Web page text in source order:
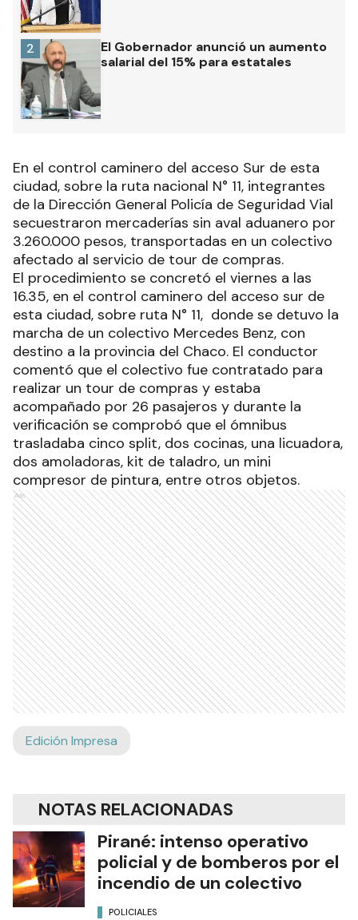
El Gobernador anunció un aumento
salarial del 15% para estatales
2
En el control caminero del acceso Sur de esta
ciudad, sobre la ruta nacional N° 11, integrantes
de la Dirección General Policía de Seguridad Vial
secuestraron mercaderías sin aval aduanero por
3.260.000 pesos, transportadas en un colectivo
afectado al servicio de tour de compras.
El procedimiento se concretó el viernes a las
16.35, en el control caminero del acceso sur de
esta ciudad, sobre ruta N° 11, donde se detuvo la
marcha de un colectivo Mercedes Benz, con
destino a la provincia del Chaco. El conductor
comentó que el colectivo fue contratado para
realizar un tour de compras y estaba
acompañado por 26 pasajeros y durante la
verificación se comprobó que el ómnibus
trasladaba cinco split, dos cocinas, una licuadora,
dos amoladoras, kit de taladro, un mini
compresor de pintura, entre otros objetos.
Ads
Edición Impresa
NOTAS RELACIONADAS
Pirané: intenso operativo
policial y de bomberos por el
incendio de un colectivo
POLICIALES